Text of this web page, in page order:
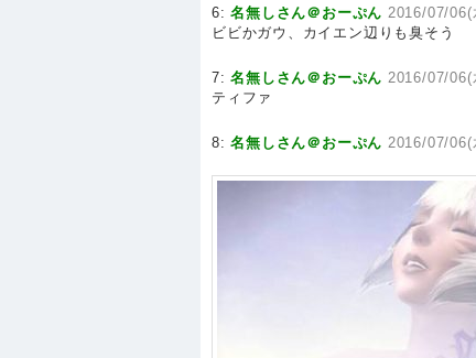
6:名無しさん＠おーぷん 2016/07/
ビビかガウ、カイエン辺りも臭そう
7:名無しさん＠おーぷん 2016/07/
ティファ
8:名無しさん＠おーぷん 2016/07/06(